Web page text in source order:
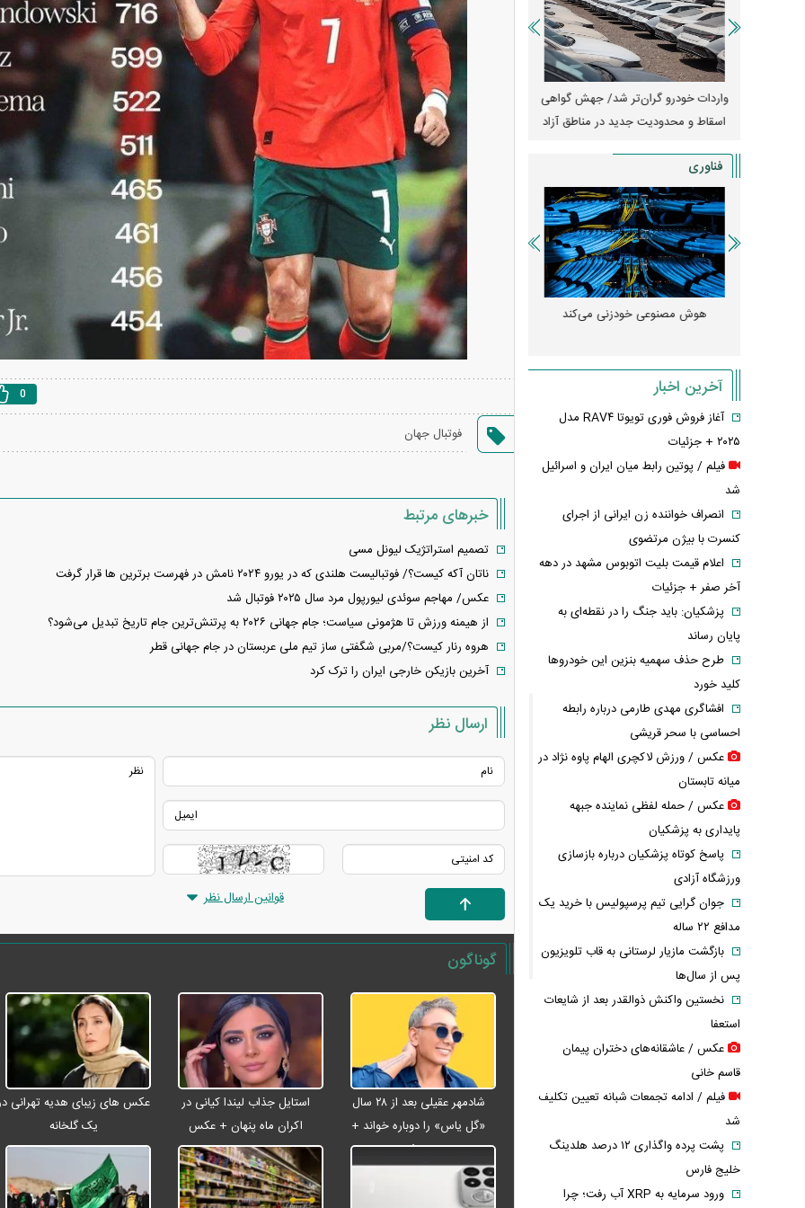
0
فوتبال جهان
خبرهای مرتبط
تصمیم استراتژیک لیونل مسی
ناتان آکه کیست؟/ فوتبالیست هلندی که در یورو ۲۰۲۴ نامش در فهرست برترین ها قرار گرفت
عکس/ مهاجم سوئدی لیورپول مرد سال ۲۰۲۵ فوتبال شد
از هیمنه ورزش تا هژمونی سیاست؛ جام جهانی ۲۰۲۶ به پرتنش‌ترین جام تاریخ تبدیل می‌شود؟
هروه رنار کیست؟/مربی شگفتی ساز تیم ملی عربستان در جام جهانی قطر
آخرین بازیکن خارجی ایران را ترک کرد
ارسال نظر
قوانین ارسال نظر
گوناگون
شادمهر عقیلی بعد از ۲۸ سال
«گل یاس» را دوباره خواند +
ویدئو
استایل جذاب لیندا کیانی در
اکران ماه پنهان + عکس
عکس های زیبای هدیه تهرانی
یک گلخانه
واردات خودرو گران‌تر شد/ جهش گواهی
اسقاط و محدودیت جدید در مناطق آزاد
امتیاز واردات خودرو ۳ میلیارد تومان! / رانت
جدید در بازار خودرو چیست؟
آغاز فروش فوری تویوتا RAV۴ مدل ۲۰۲۵ +
جزئیات
واردات خودرو
اسقاط و
فناوری
هوش مصنوعی خودزنی می‌کند
رونمایی از پوکو M ۸ پاور با باتری ۸۰۰۰
میلی‌آمپرساعتی
چگونه جنگ معاملات «هوش مصنوعی»
ترامپ در خلیج فارس را نابود کرد؟
هوش
آخرین اخبار
آغاز فروش فوری تویوتا RAV۴ مدل
۲۰۲۵ + جزئیات
فیلم / پوتین رابط میان ایران و اسرائیل
شد
انصراف خواننده زن ایرانی از اجرای
کنسرت با بیژن مرتضوی
اعلام قیمت بلیت اتوبوس مشهد در دهه
آخر صفر + جزئیات
پزشکیان: باید جنگ را در نقطه‌ای به
پایان رساند
طرح حذف سهمیه بنزین این خودرو‌ها
کلید خورد
افشاگری مهدی طارمی درباره رابطه
احساسی با سحر قریشی
عکس / ورزش لاکچری الهام پاوه نژاد در
میانه تابستان
عکس / حمله لفظی نماینده جبهه
پایداری به پزشکیان
پاسخ کوتاه پزشکیان درباره بازسازی
ورزشگاه آزادی
جوان گرایی تیم پرسپولیس با خرید یک
مدافع ۲۲ ساله
بازگشت مازیار لرستانی به قاب تلویزیون
پس از سال‌ها
نخستین واکنش ذوالقدر بعد از شایعات
استعفا
عکس / عاشقانه‌های دختران پیمان
قاسم خانی
فیلم / ادامه تجمعات شبانه تعیین تکلیف
شد
پشت پرده واگذاری ۱۲ درصد هلدینگ
خلیج فارس
ورود سرمایه به XRP آب رفت؛ چرا